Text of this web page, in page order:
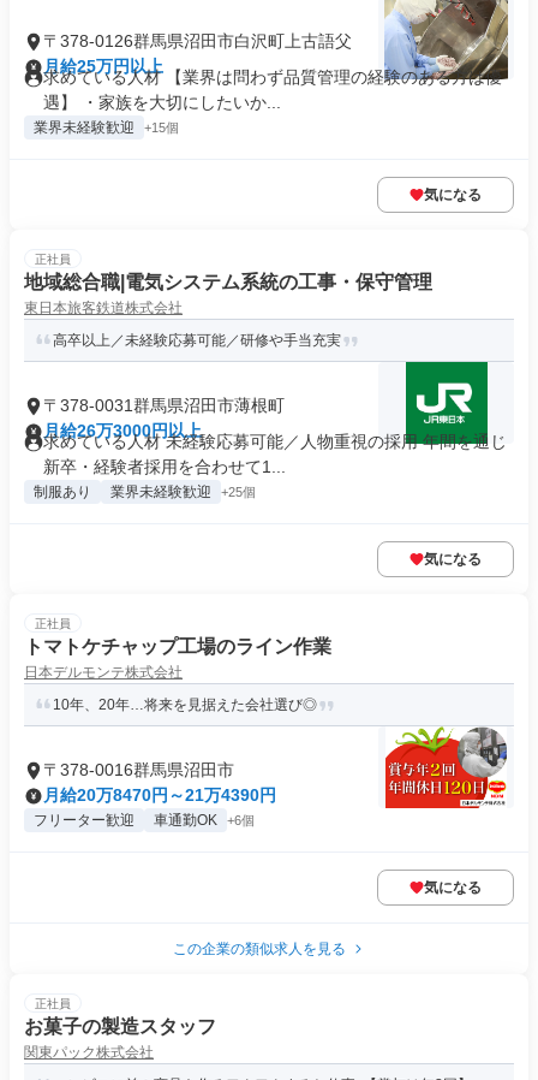
〒378-0126群馬県沼田市白沢町上古語父
月給25万円以上
求めている人材 【業界は問わず品質管理の経験のある方は優
遇】 ・家族を大切にしたいか...
業界未経験歓迎 +15個
気になる
正社員
地域総合職|電気システム系統の工事・保守管理
東日本旅客鉄道株式会社
高卒以上／未経験応募可能／研修や手当充実
〒378-0031群馬県沼田市薄根町
月給26万3000円以上
求めている人材 未経験応募可能／人物重視の採用 年間を通じ
新卒・経験者採用を合わせて1...
制服あり 業界未経験歓迎 +25個
気になる
正社員
トマトケチャップ工場のライン作業
日本デルモンテ株式会社
10年、20年…将来を見据えた会社選び◎
〒378-0016群馬県沼田市
月給20万8470円～21万4390円
フリーター歓迎 車通勤OK +6個
気になる
この企業の類似求人を見る
正社員
お菓子の製造スタッフ
関東パック株式会社